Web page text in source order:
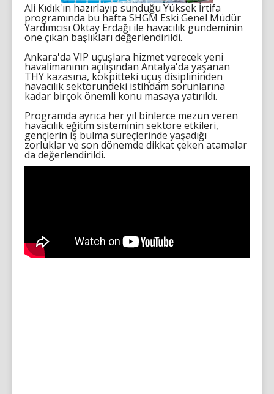
Ali Kıdık'ın hazırlayıp sunduğu Yüksek İrtifa
programında bu hafta SHGM Eski Genel Müdür
Yardımcısı Oktay Erdağı ile havacılık gündeminin
öne çıkan başlıkları değerlendirildi.
Ankara'da VIP uçuşlara hizmet verecek yeni
havalimanının açılışından Antalya'da yaşanan
THY kazasına, kokpitteki uçuş disiplininden
havacılık sektöründeki istihdam sorunlarına
kadar birçok önemli konu masaya yatırıldı.
Programda ayrıca her yıl binlerce mezun veren
havacılık eğitim sisteminin sektöre etkileri,
gençlerin iş bulma süreçlerinde yaşadığı
zorluklar ve son dönemde dikkat çeken atamalar
da değerlendirildi.